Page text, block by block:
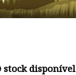
stock disponível